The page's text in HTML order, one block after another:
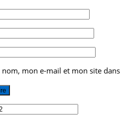
nom, mon e-mail et mon site